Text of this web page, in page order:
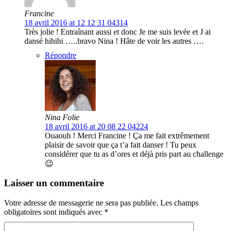
Francine
18 avril 2016 at 12 12 31 04314
Très jolie ! Entraînant aussi et donc Je me suis levée et J ai
dansé hihihi …..bravo Nina ! Hâte de voir les autres ….
Répondre
Nina Folie
18 avril 2016 at 20 08 22 04224
Ouaouh ! Merci Francine ! Ça me fait extrêmement
plaisir de savoir que ça t’a fait danser ! Tu peux
considérer que tu as d’ores et déjà pris part au challenge
😉
Laisser un commentaire
Votre adresse de messagerie ne sera pas publiée. Les champs
obligatoires sont indiqués avec *